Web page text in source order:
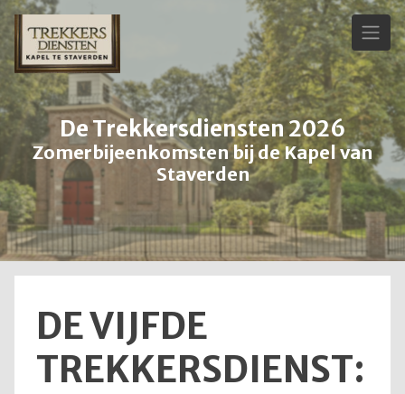
Skip
to
content
De Trekkersdiensten 2026
Zomerbijeenkomsten bij de Kapel van
Staverden
DE VIJFDE
TREKKERSDIENST: